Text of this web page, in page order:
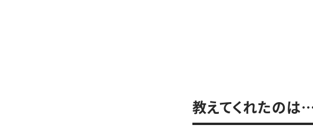
教えてくれたのは